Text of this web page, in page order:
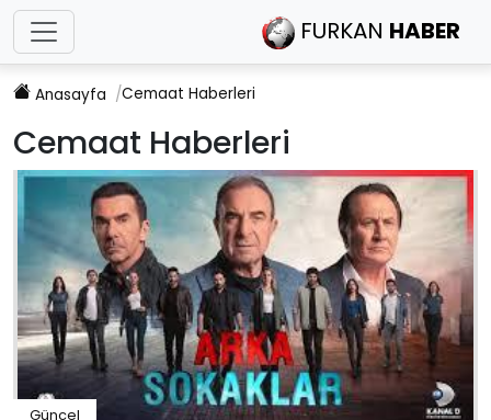
FURKAN HABER
Anasayfa Cemaat Haberleri
Cemaat Haberleri
Güncel